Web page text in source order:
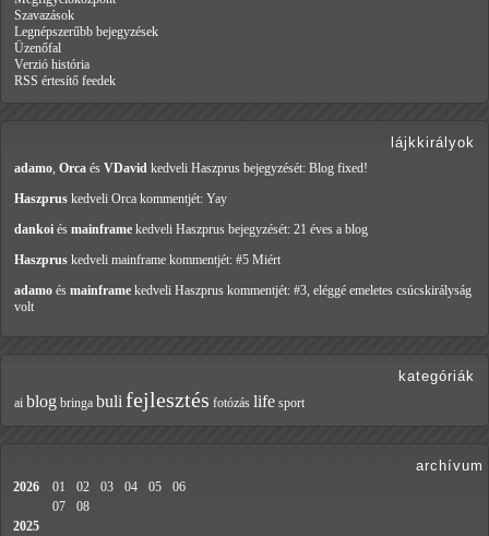
Szavazások
Legnépszerűbb bejegyzések
Üzenőfal
Verzió história
RSS értesítő feedek
lájkkirályok
adamo, Orca és VDavid kedveli Haszprus bejegyzését: Blog fixed!
Haszprus kedveli Orca kommentjét: Yay
dankoi és mainframe kedveli Haszprus bejegyzését: 21 éves a blog
Haszprus kedveli mainframe kommentjét: #5 Miért
adamo és mainframe kedveli Haszprus kommentjét: #3, eléggé emeletes csúcskirályság
volt
kategóriák
ai blog bringa buli fejlesztés fotózás life sport
archívum
2026 01 02 03 04 05
06
07
08
2025